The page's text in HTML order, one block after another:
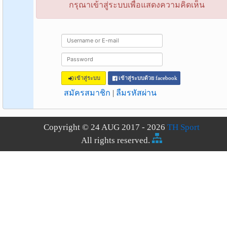
กรุณาเข้าสู่ระบบเพื่อแสดงความคิดเห็น
เข้าสู่ระบบ เข้าสู่ระบบด้วย facebook
สมัครสมาชิก | ลืมรหัสผ่าน
Copyright © 24 AUG 2017 - 2026 TH Sport
All rights reserved.